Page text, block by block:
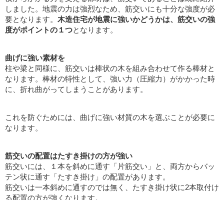
しました。地震の力は強烈なため、筋交いにも十分な強度が必
要となります。 木造住宅が地震に強いかどうかは、筋交いの強
度がポイントの１つとなります。
曲げに強い素材を
柱や梁と同様に、筋交いは棒状の木を組み合わせて作る棒材と
なります。棒材の特性として、強い力（圧縮力）がかかった時
に、折れ曲がってしまうことがあります。
これを防ぐためには、曲げに強い材質の木を選ぶことが必要に
なります。
筋交いの配置はたすき掛けの方が強い
筋交いには、１本を斜めに通す「片筋交い」と、両方からバッ
テン状に通す「たすき掛け」の配置があります。
筋交いは一本斜めに通すのでは無く、たすき掛け状に2本取付け
る配置の方が強くなります。